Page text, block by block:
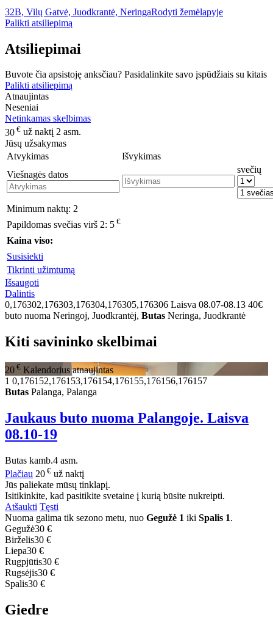
32B, Vilų Gatvė, Juodkrantė, NeringaRodyti žemėlapyje
Palikti atsiliepimą
Atsiliepimai
Buvote čia apsistoję anksčiau? Pasidalinkite savo įspūdžiais su kitais
Palikti atsiliepimą
Atnaujintas
Neseniai
Netinkamas skelbimas
30 € už naktį 2 asm.
Jūsų užsakymas
Atvykimas
Išvykimas
Viešnagės datos
svečių
Minimum naktų: 2
Papildomas svečias virš 2: 5 €
Kaina viso:
Susisiekti
Tikrinti užimtumą
Išsaugoti
Dalintis
0,176302,176303,176304,176305,176306 Laisva 08.07-08.13 40€
buto nuoma Neringoj, Juodkrantėj, Butas Neringa, Juodkrantė
Kiti savininko skelbimai
20 € Kalendorius atnaujintas
1 0,176152,176153,176154,176155,176156,176157
Butas Palanga, Palanga
Jaukaus buto nuoma Palangoje. Laisva
08.10-19
Butas kamb.4 asm.
Plačiau 20 € už naktį
Jūs paliekate mūsų tinklapį.
Isitikinkite, kad pasitikite svetaine į kurią būsite nukreipti.
Atšaukti Tęsti
Nuoma galima tik sezono metu, nuo Gegužė 1 iki Spalis 1.
Gegužė30 €
Birželis30 €
Liepa30 €
Rugpjūtis30 €
Rugsėjis30 €
Spalis30 €
Giedre